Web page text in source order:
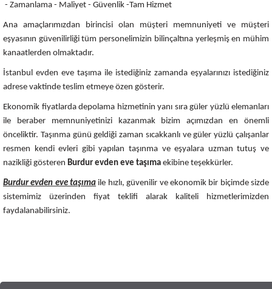
- Zamanlama - Maliyet - Güvenlik -Tam Hizmet
Ana amaçlarımızdan birincisi olan müşteri memnuniyeti ve müşteri
eşyasının güvenilirliği tüm personelimizin bilinçaltına yerleşmiş en mühim
kanaatlerden olmaktadır.
İstanbul evden eve taşıma ile istediğiniz zamanda eşyalarınızı istediğiniz
adrese vaktinde teslim etmeye özen gösterir.
Ekonomik fiyatlarda depolama hizmetinin yanı sıra güler yüzlü elemanları
ile beraber memnuniyetinizi kazanmak bizim açımızdan en önemli
önceliktir. Taşınma günü geldiği zaman sıcakkanlı ve güler yüzlü çalışanlar
resmen kendi evleri gibi yapılan taşınma ve eşyalara uzman tutuş ve
nazikliği gösteren Burdur evden eve taşıma ekibine teşekkürler.
Burdur evden eve taşıma ile hızlı, güvenilir ve ekonomik bir biçimde sizde
sistemimiz üzerinden fiyat teklifi alarak kaliteli hizmetlerimizden
faydalanabilirsiniz.